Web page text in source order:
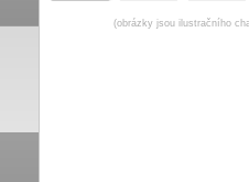
(obrázky jsou ilustračního